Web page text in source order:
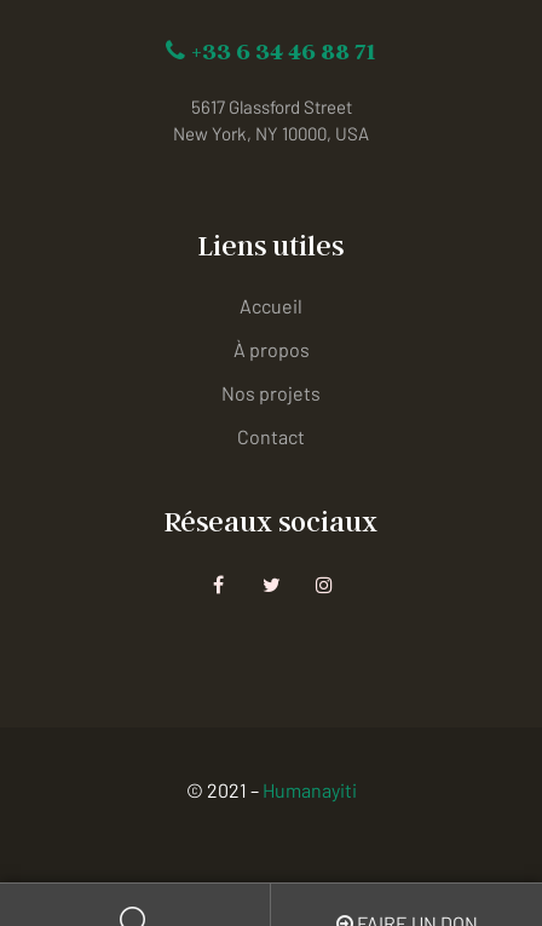
+33 6 34 46 88 71
5617 Glassford Street
New York, NY 10000, USA
Liens utiles
Accueil
À propos
Nos projets
Contact
Réseaux sociaux
© 2021 – Humanayiti